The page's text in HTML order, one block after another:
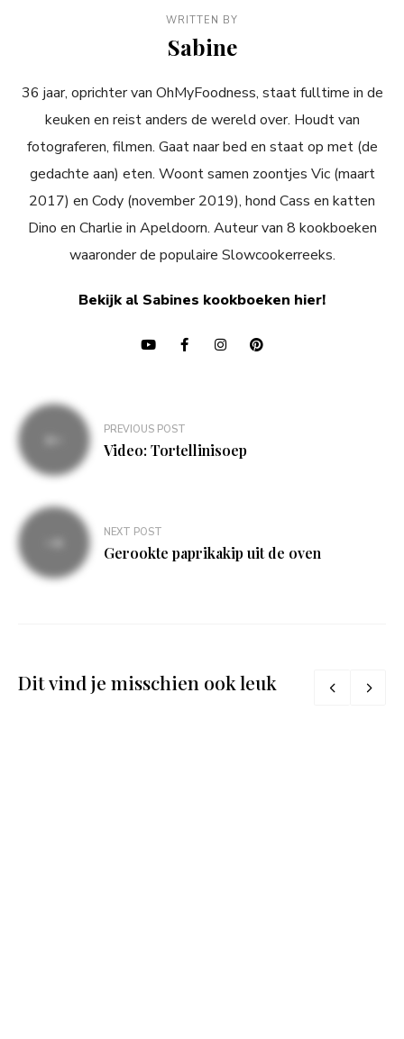
WRITTEN BY
Sabine
36 jaar, oprichter van OhMyFoodness, staat fulltime in de
keuken en reist anders de wereld over. Houdt van
fotograferen, filmen. Gaat naar bed en staat op met (de
gedachte aan) eten. Woont samen zoontjes Vic (maart
2017) en Cody (november 2019), hond Cass en katten
Dino en Charlie in Apeldoorn. Auteur van 8 kookboeken
waaronder de populaire Slowcookerreeks.
Bekijk al Sabines kookboeken hier!
Bericht
navigatie
PREVIOUS POST
Video: Tortellinisoep
NEXT POST
Gerookte paprikakip uit de oven
Dit vind je misschien ook leuk